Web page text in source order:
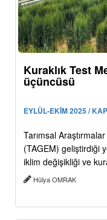
Kuraklık Test
üçüncüsü
EYLÜL-EKİM 2025 /
Tarımsal
(TAGEM) geliştirdiği
iklim değişikliği ve
Hülya OMRAK